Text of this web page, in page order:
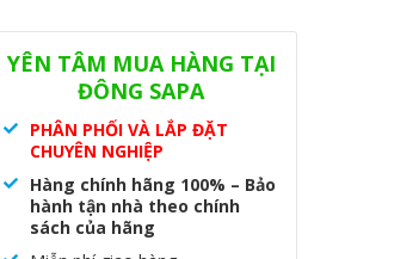
YÊN TÂM MUA HÀNG TẠI
ĐÔNG SAPA
PHÂN PHỐI VÀ LẮP ĐẶT
CHUYÊN NGHIỆP
Hàng chính hãng 100% – Bảo
hành tận nhà theo chính
sách của hãng